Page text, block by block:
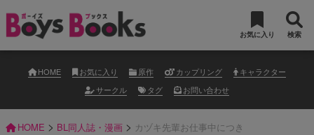
お気に入り 検索
HOME お気に入り 原作 カップリング
キャラクター
サークル
タグ お問い合わせ
HOME > BL同人誌・漫画 > カヅキ先輩お仕事中につき